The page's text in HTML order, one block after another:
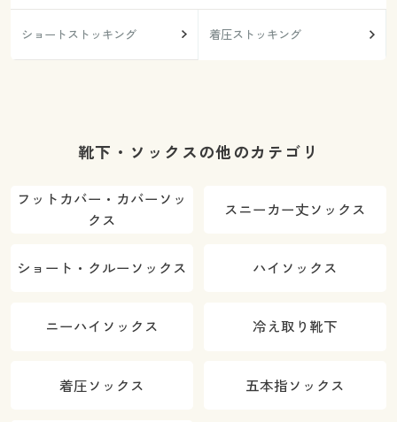
ショートストッキング 着圧ストッキング
靴下・ソックスの他のカテゴリ
フットカバー・カバーソッ
クス
スニーカー丈ソックス
ショート・クルーソックス ハイソックス
ニーハイソックス 冷え取り靴下
着圧ソックス 五本指ソックス